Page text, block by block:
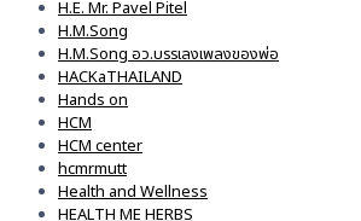
H.E. Mr. Pavel Pitel
H.M.Song
H.M.Song อว.บรรเลงเพลงของพ่อ
HACKaTHAILAND
Hands on
HCM
HCM center
hcmrmutt
Health and Wellness
HEALTH ME HERBS